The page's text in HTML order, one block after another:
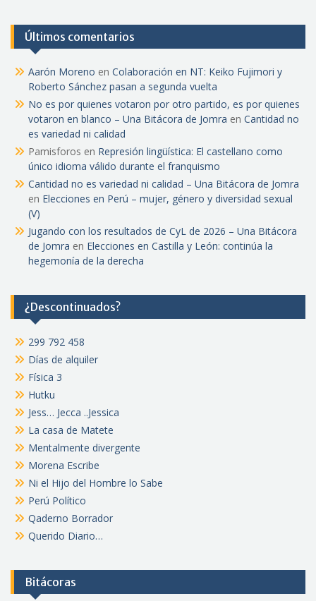
Últimos comentarios
Aarón Moreno en Colaboración en NT: Keiko Fujimori y
Roberto Sánchez pasan a segunda vuelta
No es por quienes votaron por otro partido, es por quienes
votaron en blanco – Una Bitácora de Jomra en Cantidad no
es variedad ni calidad
Pamisforos en Represión lingüística: El castellano como
único idioma válido durante el franquismo
Cantidad no es variedad ni calidad – Una Bitácora de Jomra
en Elecciones en Perú – mujer, género y diversidad sexual
(V)
Jugando con los resultados de CyL de 2026 – Una Bitácora
de Jomra en Elecciones en Castilla y León: continúa la
hegemonía de la derecha
¿Descontinuados?
299 792 458
Días de alquiler
Física 3
Hutku
Jess… Jecca ..Jessica
La casa de Matete
Mentalmente divergente
Morena Escribe
Ni el Hijo del Hombre lo Sabe
Perú Político
Qaderno Borrador
Querido Diario…
Bitácoras